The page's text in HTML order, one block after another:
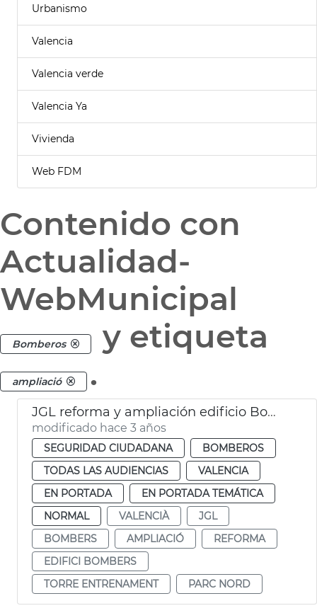
Urbanismo
Valencia
Valencia verde
Valencia Ya
Vivienda
Web FDM
Contenido con
Actualidad-
WebMunicipal
Bomberos y etiqueta
ampliació .
JGL reforma y ampliación edificio Bomberos
modificado hace 3 años
SEGURIDAD CIUDADANA
BOMBEROS
TODAS LAS AUDIENCIAS
VALENCIA
EN PORTADA
EN PORTADA TEMÁTICA
NORMAL
VALENCIÀ
JGL
BOMBERS
AMPLIACIÓ
REFORMA
EDIFICI BOMBERS
TORRE ENTRENAMENT
PARC NORD